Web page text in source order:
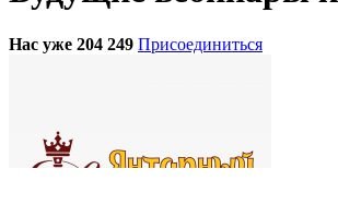
Нас уже 204 249 Присоединиться